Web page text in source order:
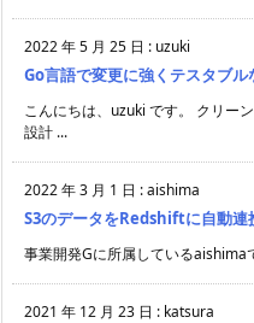
2022 年 5 月 25 日 : uzuki
Go言語で変更に強くテスタブ
こんにちは、uzuki です。 クリー
設計 ...
2022 年 3 月 1 日 :aishima
S3のデータをRedshiftに自動連
事業開発Gに所属しているaishima
2021 年 12 月 23 日 : katsura